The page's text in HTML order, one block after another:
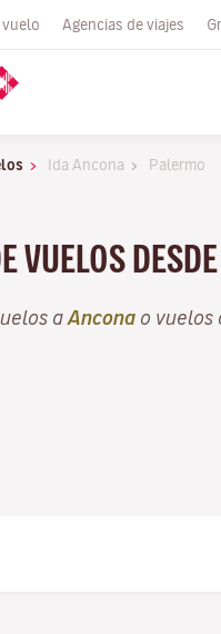
vuelo Agencias de viajes
Ida Ancona Palermo
VUELOS
a Ancona o vuelos